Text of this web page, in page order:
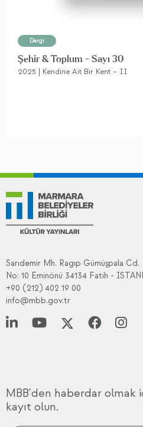
Dergi
Şehir & Toplum - Sayı 30
2025 | Kendine Ait Bir Kent – II
Sarıdemir Mh. Ragıp Gümüşpala Cd.
No: 10 Eminönü 34134 Fatih -
+90 (212) 402 19 00
info@mbb.gov.tr
MBB'den haberdar olmak
kayıt olun.